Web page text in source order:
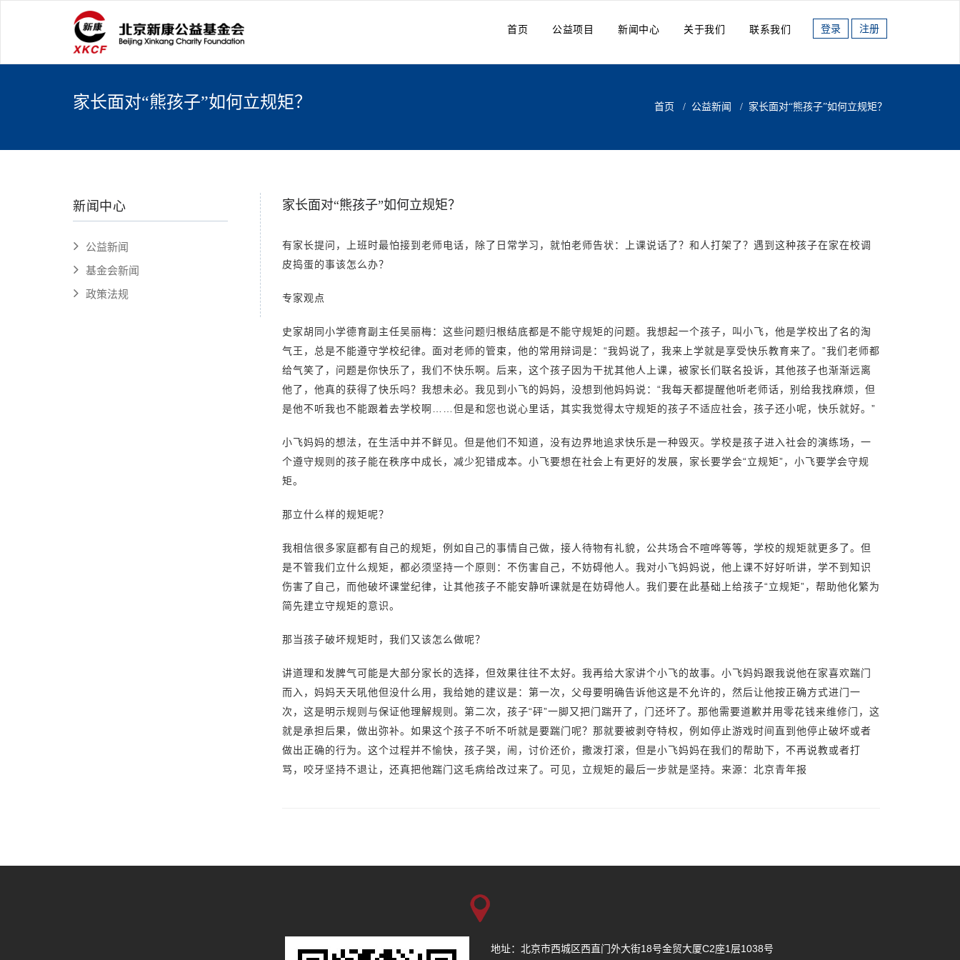
首页 公益项目 新闻中心 关于我们 联系我们 登录 注册
家长面对“熊孩子”如何立规矩？ 首页 / 公益新闻 / 家长面对“熊孩子”如何立规矩？
家长面对“熊孩子”如何立规矩？
有家长提问，上班时最怕接到老师电话，除了日常学习，就怕老师告状：上课说话了？和人打架了？遇到这种孩子在家在校调
皮捣蛋的事该怎么办？
专家观点
史家胡同小学德育副主任吴丽梅：这些问题归根结底都是不能守规矩的问题。我想起一个孩子，叫小飞，他是学校出了名的淘
气王，总是不能遵守学校纪律。面对老师的管束，他的常用辩词是：“我妈说了，我来上学就是享受快乐教育来了。”我们老师都
给气笑了，问题是你快乐了，我们不快乐啊。后来，这个孩子因为干扰其他人上课，被家长们联名投诉，其他孩子也渐渐远离
他了，他真的获得了快乐吗？我想未必。我见到小飞的妈妈，没想到他妈妈说：“我每天都提醒他听老师话，别给我找麻烦，但
是他不听我也不能跟着去学校啊……但是和您也说心里话，其实我觉得太守规矩的孩子不适应社会，孩子还小呢，快乐就好。”
小飞妈妈的想法，在生活中并不鲜见。但是他们不知道，没有边界地追求快乐是一种毁灭。学校是孩子进入社会的演练场，一
个遵守规则的孩子能在秩序中成长，减少犯错成本。小飞要想在社会上有更好的发展，家长要学会“立规矩”，小飞要学会守规
矩。
那立什么样的规矩呢？
我相信很多家庭都有自己的规矩，例如自己的事情自己做，接人待物有礼貌，公共场合不喧哗等等，学校的规矩就更多了。但
是不管我们立什么规矩，都必须坚持一个原则：不伤害自己，不妨碍他人。我对小飞妈妈说，他上课不好好听讲，学不到知识
伤害了自己，而他破坏课堂纪律，让其他孩子不能安静听课就是在妨碍他人。我们要在此基础上给孩子“立规矩”，帮助他化繁为
简先建立守规矩的意识。
那当孩子破坏规矩时，我们又该怎么做呢？
讲道理和发脾气可能是大部分家长的选择，但效果往往不太好。我再给大家讲个小飞的故事。小飞妈妈跟我说他在家喜欢踹门
而入，妈妈天天吼他但没什么用，我给她的建议是：第一次，父母要明确告诉他这是不允许的，然后让他按正确方式进门一
次，这是明示规则与保证他理解规则。第二次，孩子“砰”一脚又把门踹开了，门还坏了。那他需要道歉并用零花钱来维修门，这
就是承担后果，做出弥补。如果这个孩子不听不听就是要踹门呢？那就要被剥夺特权，例如停止游戏时间直到他停止破坏或者
做出正确的行为。这个过程并不愉快，孩子哭，闹，讨价还价，撒泼打滚，但是小飞妈妈在我们的帮助下，不再说教或者打
骂，咬牙坚持不退让，还真把他踹门这毛病给改过来了。可见，立规矩的最后一步就是坚持。来源：北京青年报
新闻中心
公益新闻
基金会新闻
政策法规
地址：北京市西城区西直门外大街18号金贸大厦C2座1层1038号